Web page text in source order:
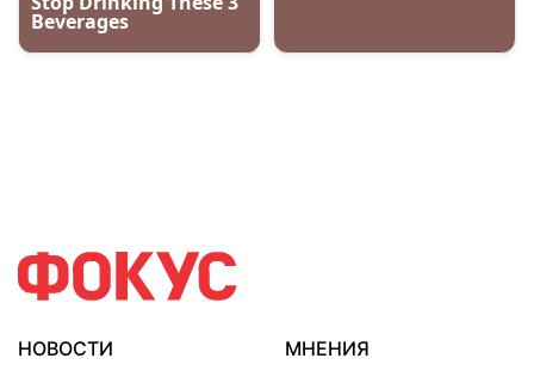
НОВОСТИ
МНЕНИЯ